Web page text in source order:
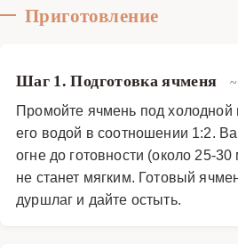
Приготовление
Шаг 1. Подготовка ячменя
Промойте ячмень под холодной
его водой в соотношении 1:2.
огне до готовности (около 25-
не станет мягким. Готовый
дуршлаг и дайте остыть.